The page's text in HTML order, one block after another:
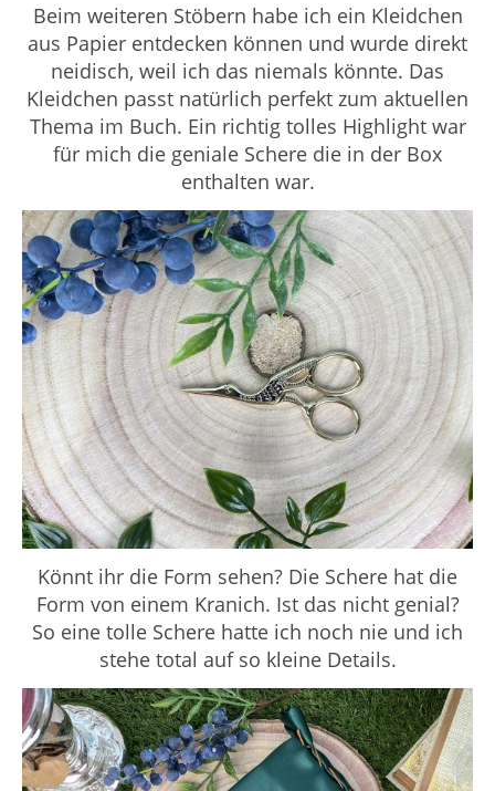
Beim weiteren Stöbern habe ich ein Kleidchen
aus Papier entdecken können und wurde direkt
neidisch, weil ich das niemals könnte. Das
Kleidchen passt natürlich perfekt zum aktuellen
Thema im Buch. Ein richtig tolles Highlight war
für mich die geniale Schere die in der Box
enthalten war.
Könnt ihr die Form sehen? Die Schere hat die
Form von einem Kranich. Ist das nicht genial?
So eine tolle Schere hatte ich noch nie und ich
stehe total auf so kleine Details.